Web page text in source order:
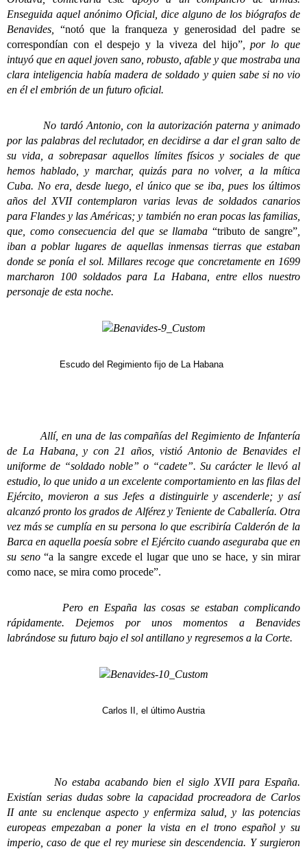
Enseguida aquel anónimo Oficial, dice alguno de los biógrafos de
Benavides, “notó que la franqueza y generosidad del padre se
correspondían con el despejo y la viveza del hijo”, por lo que
intuyó que en aquel joven sano, robusto, afable y que mostraba una
clara inteligencia había madera de soldado y quien sabe si no vio
en él el embrión de un futuro oficial.
No tardó Antonio, con la autorización paterna y animado
por las palabras del reclutador, en decidirse a dar el gran salto de
su vida, a sobrepasar aquellos límites físicos y sociales de que
hemos hablado, y marchar, quizás para no volver, a la mítica
Cuba. No era, desde luego, el único que se iba, pues los últimos
años del XVII contemplaron varias levas de soldados canarios
para Flandes y las Américas; y también no eran pocas las familias,
que, como consecuencia del que se llamaba “tributo de sangre”
iban a poblar lugares de aquellas inmensas tierras que estaban
donde se ponía el sol. Millares recoge que concretamente en 1699
marcharon 100 soldados para La Habana, entre ellos nuestro
personaje de esta noche.
Escudo del Regimiento fijo de La Habana
Allí, en una de las compañías del Regimiento de Infantería
de La Habana, y con 21 años, vistió Antonio de Benavides el
uniforme de “soldado noble” o “cadete”. Su carácter le llevó al
estudio, lo que unido a un excelente comportamiento en las filas del
Ejército, movieron a sus Jefes a distinguirle y ascenderle; y así
alcanzó pronto los grados de Alférez y Teniente de Caballería. Otra
vez más se cumplía en su persona lo que escribiría Calderón de la
Barca en aquella poesía sobre el Ejército cuando aseguraba que en
su seno“a la sangre excede el lugar que uno se hace, y sin mirar
como nace, se mira como procede”.
Pero en España las cosas se estaban complicando
rápidamente. Dejemos por unos momentos a Benavides
labrándose su futuro bajo el sol antillano y regresemos a la Corte.
Carlos II, el último Austria
No estaba acabando bien el siglo XVII para España.
Existían serias dudas sobre la capacidad procreadora de Carlos
II ante su enclenque aspecto y enfermiza salud, y las potencias
europeas empezaban a poner la vista en el trono español y su
imperio, caso de que el rey muriese sin descendencia. Y surgieron